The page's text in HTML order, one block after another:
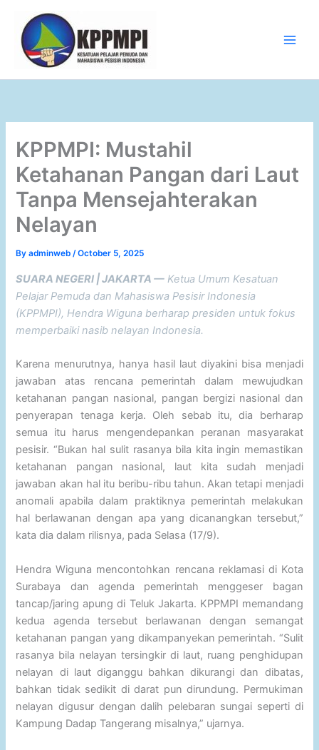
content
KPPMPI: Mustahil
Ketahanan Pangan dari Laut
Tanpa Mensejahterakan
Nelayan
Byadminweb/October 5, 2025
SUARA NEGERI | JAKARTA — Ketua Umum Kesatuan
Pelajar Pemuda dan Mahasiswa Pesisir Indonesia
(KPPMPI), Hendra Wiguna berharap presiden untuk fokus
memperbaiki nasib nelayan Indonesia.
Karena menurutnya, hanya hasil laut diyakini bisa menjadi
jawaban atas rencana pemerintah dalam mewujudkan
ketahanan pangan nasional, pangan bergizi nasional dan
penyerapan tenaga kerja. Oleh sebab itu, dia berharap
semua itu harus mengendepankan peranan masyarakat
pesisir. “Bukan hal sulit rasanya bila kita ingin memastikan
ketahanan pangan nasional, laut kita sudah menjadi
jawaban akan hal itu beribu-ribu tahun. Akan tetapi menjadi
anomali apabila dalam praktiknya pemerintah melakukan
hal berlawanan dengan apa yang dicanangkan tersebut,”
kata dia dalam rilisnya, pada Selasa (17/9).
Hendra Wiguna mencontohkan rencana reklamasi di Kota
Surabaya dan agenda pemerintah menggeser bagan
tancap/jaring apung di Teluk Jakarta. KPPMPI memandang
kedua agenda tersebut berlawanan dengan semangat
ketahanan pangan yang dikampanyekan pemerintah. “Sulit
rasanya bila nelayan tersingkir di laut, ruang penghidupan
nelayan di laut diganggu bahkan dikurangi dan dibatas,
bahkan tidak sedikit di darat pun dirundung. Permukiman
nelayan digusur dengan dalih pelebaran sungai seperti di
Kampung Dadap Tangerang misalnya,” ujarnya.